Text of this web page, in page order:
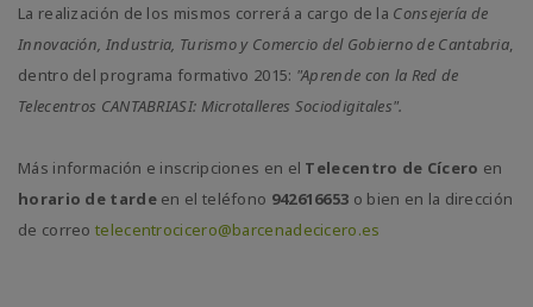
La realización de los mismos correrá a cargo de la Consejería de
Innovación, Industria, Turismo y Comercio del Gobierno de Cantabria,
dentro del programa formativo 2015: "Aprende con la Red de
Telecentros CANTABRIASI: Microtalleres Sociodigitales".
Más información e inscripciones en el Telecentro de Cícero en
horario de tarde en el teléfono 942616653 o bien en la dirección
de correo telecentrocicero@barcenadecicero.es